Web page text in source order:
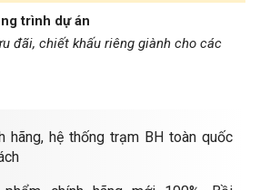
hãng, hệ thống trạm BH toàn quốc
trình dự án
đãi, chiết khấu riêng giành cho các